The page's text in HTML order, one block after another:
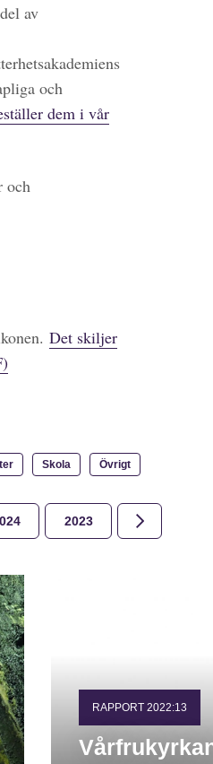
av
och
dem i vår
och
Det skiljer
Skola Övrigt
2023 2022
RAPPORT 2022:13